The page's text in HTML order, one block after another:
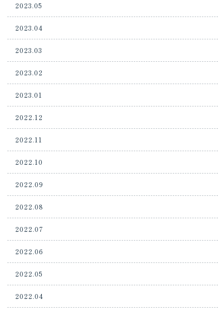
2023.05
2023.04
2023.03
2023.02
2023.01
2022.12
2022.11
2022.10
2022.09
2022.08
2022.07
2022.06
2022.05
2022.04